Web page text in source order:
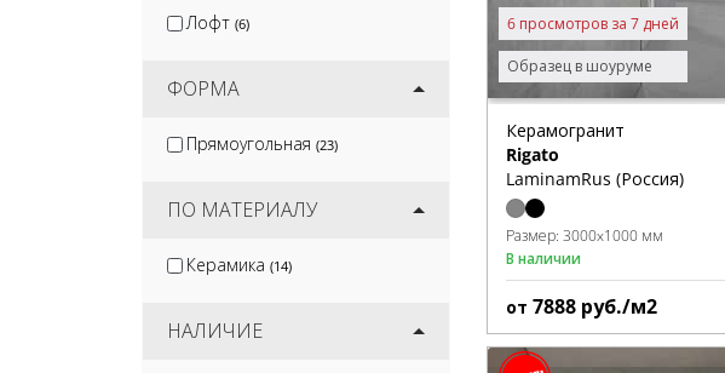
Лофт (6)
ФОРМА
Прямоугольная (23)
ПО МАТЕРИАЛУ
Керамика (14)
НАЛИЧИЕ
Образец в шоуруме
6 просмотров за 7 дней
Керамогранит
Rigato
LaminamRus (Россия)
Размер: 3000x1000 мм
В наличии
от 7888 руб./м2